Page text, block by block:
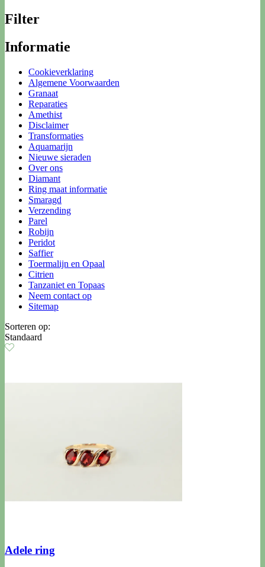
Filter
Informatie
Cookieverklaring
Algemene Voorwaarden
Granaat
Reparaties
Amethist
Disclaimer
Transformaties
Aquamarijn
Nieuwe sieraden
Over ons
Diamant
Ring maat informatie
Smaragd
Verzending
Parel
Robijn
Peridot
Saffier
Toermalijn en Opaal
Citrien
Tanzaniet en Topaas
Neem contact op
Sitemap
Sorteren op:
Standaard
Adele ring